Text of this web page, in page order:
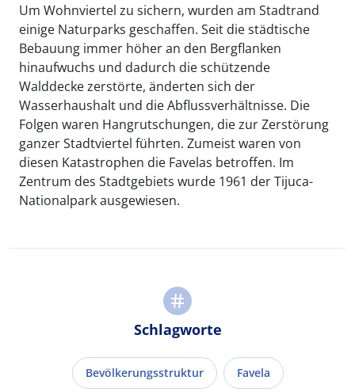
Um Wohnviertel zu sichern, wurden am Stadtrand
einige Naturparks geschaffen. Seit die städtische
Bebauung immer höher an den Bergflanken
hinaufwuchs und dadurch die schützende
Walddecke zerstörte, änderten sich der
Wasserhaushalt und die Abflussverhältnisse. Die
Folgen waren Hangrutschungen, die zur Zerstörung
ganzer Stadtviertel führten. Zumeist waren von
diesen Katastrophen die Favelas betroffen. Im
Zentrum des Stadtgebiets wurde 1961 der Tijuca-
Nationalpark ausgewiesen.
Schlagworte
Bevölkerungsstruktur Favela